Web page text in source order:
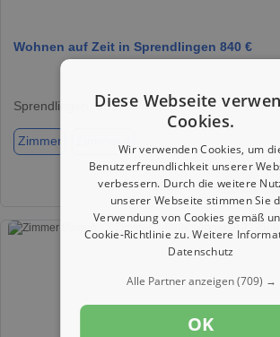
Wohnen auf Zeit in Sprendlingen 840 €
Sprendlingen, 55576
Zimmer
★
Diese Webseite
Cookies.
Wir verwenden Cookies, um
Benutzerfreundlichkeit unserer
verbessern. Durch die weitere
unserer Webseite stimmen Sie
Verwendung von Cookies gemäß
Cookie-Richtlinie zu.Weitere
Datenschutz
Alle Partner anzeigen(709) →
OK